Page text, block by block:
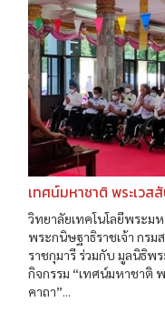
เทศน์มหาชาติ พระเว
วิทยาลัยเทคโนโลยีพระม
พระกนิษฐาธิราชเจ้า กรม
ราชกุมารี ร่วมกับ มูลนิธิ
กิจกรรม “เทศน์มหาชาติ
คาถา”...